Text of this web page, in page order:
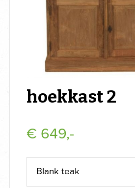
hoekkast 2
€ 649,-